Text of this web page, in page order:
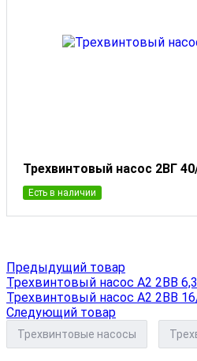
Трехвинтовый насос 2ВГ
Есть в наличии
Предыдущий товар
Трехвинтовый насос А2 2ВВ
Трехвинтовый насос А2 2ВВ
Следующий товар
Трехвинтовые насосы